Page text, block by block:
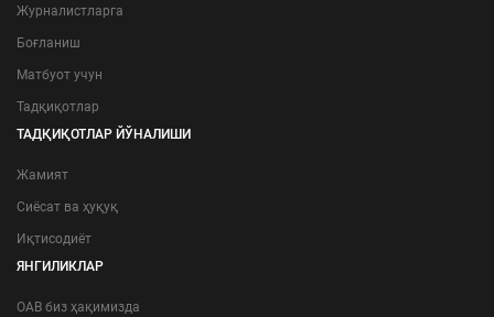
Журналистларга
Боғланиш
Матбуот учун
Тадқиқотлар
ТАДҚИҚОТЛАР ЙЎНАЛИШИ
Жамият
Сиёсат ва ҳуқуқ
Иқтисодиёт
ЯНГИЛИКЛАР
ОАВ биз ҳақимизда